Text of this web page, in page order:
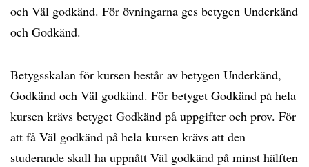
och Väl godkänd. För övningarna ges betygen Underkänd
och Godkänd.
Betygsskalan för kursen består av betygen Underkänd,
Godkänd och Väl godkänd. För betyget Godkänd på hela
kursen krävs betyget Godkänd på uppgifter och prov. För
att få Väl godkänd på hela kursen krävs att den
studerande skall ha uppnått Väl godkänd på minst hälften